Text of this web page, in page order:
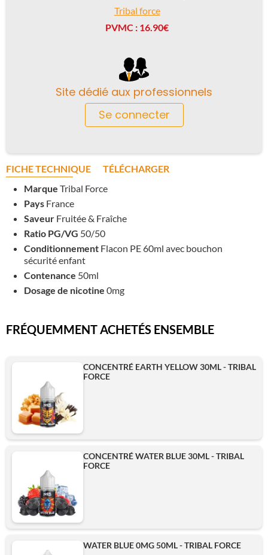
Tribal force
PVMC : 16.90€
Site dédié aux professionnels
Se connecter
FICHE TECHNIQUE
TÉLÉCHARGER
Marque Tribal Force
Pays France
Saveur Fruitée & Fraîche
Ratio PG/VG 50/50
Conditionnement Flacon PE 60ml avec bouchon
sécurité enfant
Contenance 50ml
Dosage de nicotine 0mg
FRÉQUEMMENT ACHETÉS ENSEMBLE
CONCENTRÉ EARTH YELLOW 30ML - TRIBAL
FORCE
CONCENTRÉ WATER BLUE 30ML - TRIBAL
FORCE
WATER BLUE 0MG 50ML - TRIBAL FORCE